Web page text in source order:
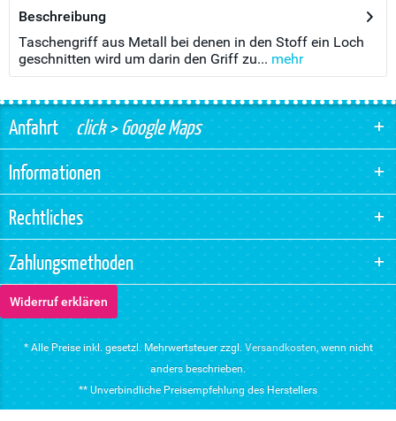
Beschreibung
Taschengriff aus Metall bei denen in den Stoff ein Loch
geschnitten wird um darin den Griff zu... mehr
Anfahrtclick > Google Maps
Informationen
Rechtliches
Zahlungsmethoden
Widerruf erklären
* Alle Preise inkl. gesetzl. Mehrwertsteuer zzgl. Versandkosten, wenn nicht
anders beschrieben.
** Unverbindliche Preisempfehlung des Herstellers